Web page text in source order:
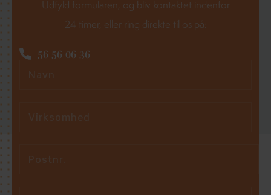
Udfyld formularen, og bliv kontaktet indenfor
24 timer, eller ring direkte til os på:
56 56 06 36